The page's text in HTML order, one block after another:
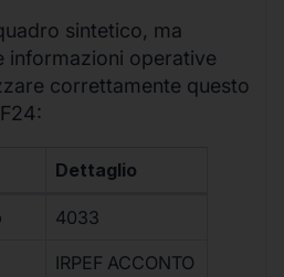
sintetico, ma
informazioni operative
correttamente questo
Dettaglio
4033
IRPEF ACCONTO